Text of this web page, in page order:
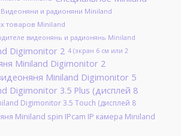
и радионяни Miniland
товаров Miniland
видеонянь и радионянь Miniland
Digimonitor 2 4 (экран 6 см или 2
Miniland Digimonitor 2
Miniland Digimonitor 5
Digimonitor 3.5 Plus (дисплей 8
Digimonitor 3.5 Touch (дисплей 8
Miniland spin IPcam IP камера Miniland